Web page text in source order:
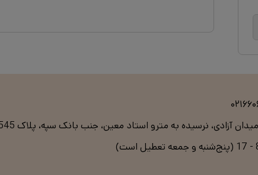
میدان آزادی، نرسیده به مترو استاد معین، جنب بانک سپه، پلاک 545